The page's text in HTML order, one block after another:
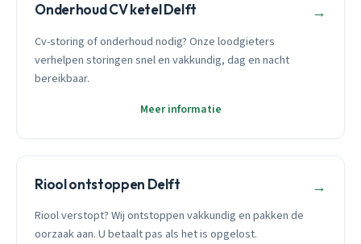
Onderhoud CV ketel Delft →
Cv-storing of onderhoud nodig? Onze loodgieters
verhelpen storingen snel en vakkundig, dag en nacht
bereikbaar.
Meer informatie
Riool ontstoppen Delft →
Riool verstopt? Wij ontstoppen vakkundig en pakken de
oorzaak aan. U betaalt pas als het is opgelost.